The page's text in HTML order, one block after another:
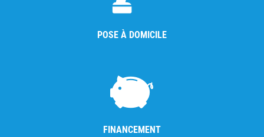
POSE À DOMICILE
FINANCEMENT